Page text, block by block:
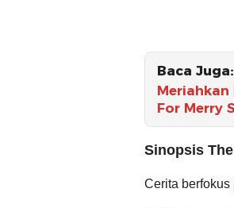
Baca Juga:
For Merry
Sinopsis
Cerita